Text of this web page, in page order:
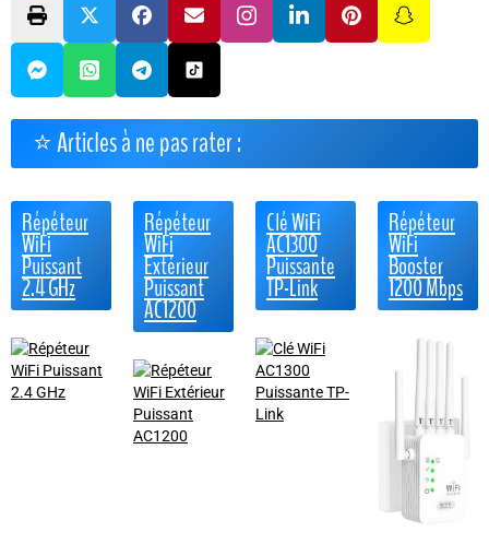
⭐ Articles à ne pas rater :
Répéteur
WiFi
Puissant
2.4 GHz
Répéteur
WiFi
Extérieur
Puissant
AC1200
Clé WiFi
AC1300
Puissante
TP-Link
Répéteur
WiFi
Booster
1200 Mbps